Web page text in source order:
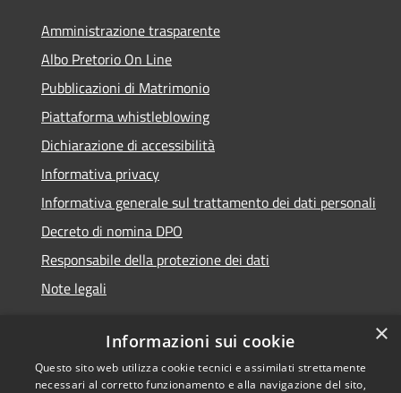
Amministrazione trasparente
Albo Pretorio On Line
Pubblicazioni di Matrimonio
Piattaforma whistleblowing
Dichiarazione di accessibilità
Informativa privacy
Informativa generale sul trattamento dei dati personali
Decreto di nomina DPO
Responsabile della protezione dei dati
Note legali
RSS
© 2021 - 2026 Comune di
×
Informazioni sui cookie
Questo sito web utilizza cookie tecnici e assimilati strettamente
necessari al corretto funzionamento e alla navigazione del sito,